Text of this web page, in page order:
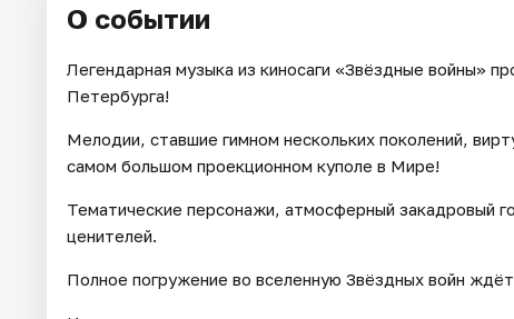
О событии
Легендарная музыка из киносаги «Звёздные войны»
Петербурга!
Мелодии, ставшие гимном нескольких поколений,
самом большом проекционном куполе в Мире!
Тематические персонажи, атмосферный закадровый
ценителей.
Полное погружение во вселенную Звёздных войн ждёт